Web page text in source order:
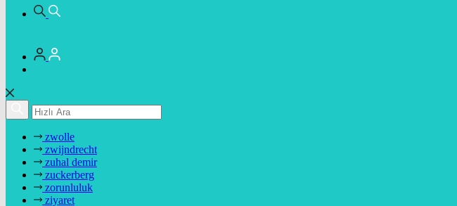
zwolle
zwijndrecht
zuhal demir
zuckerberg
zorunluluk
ziyaret